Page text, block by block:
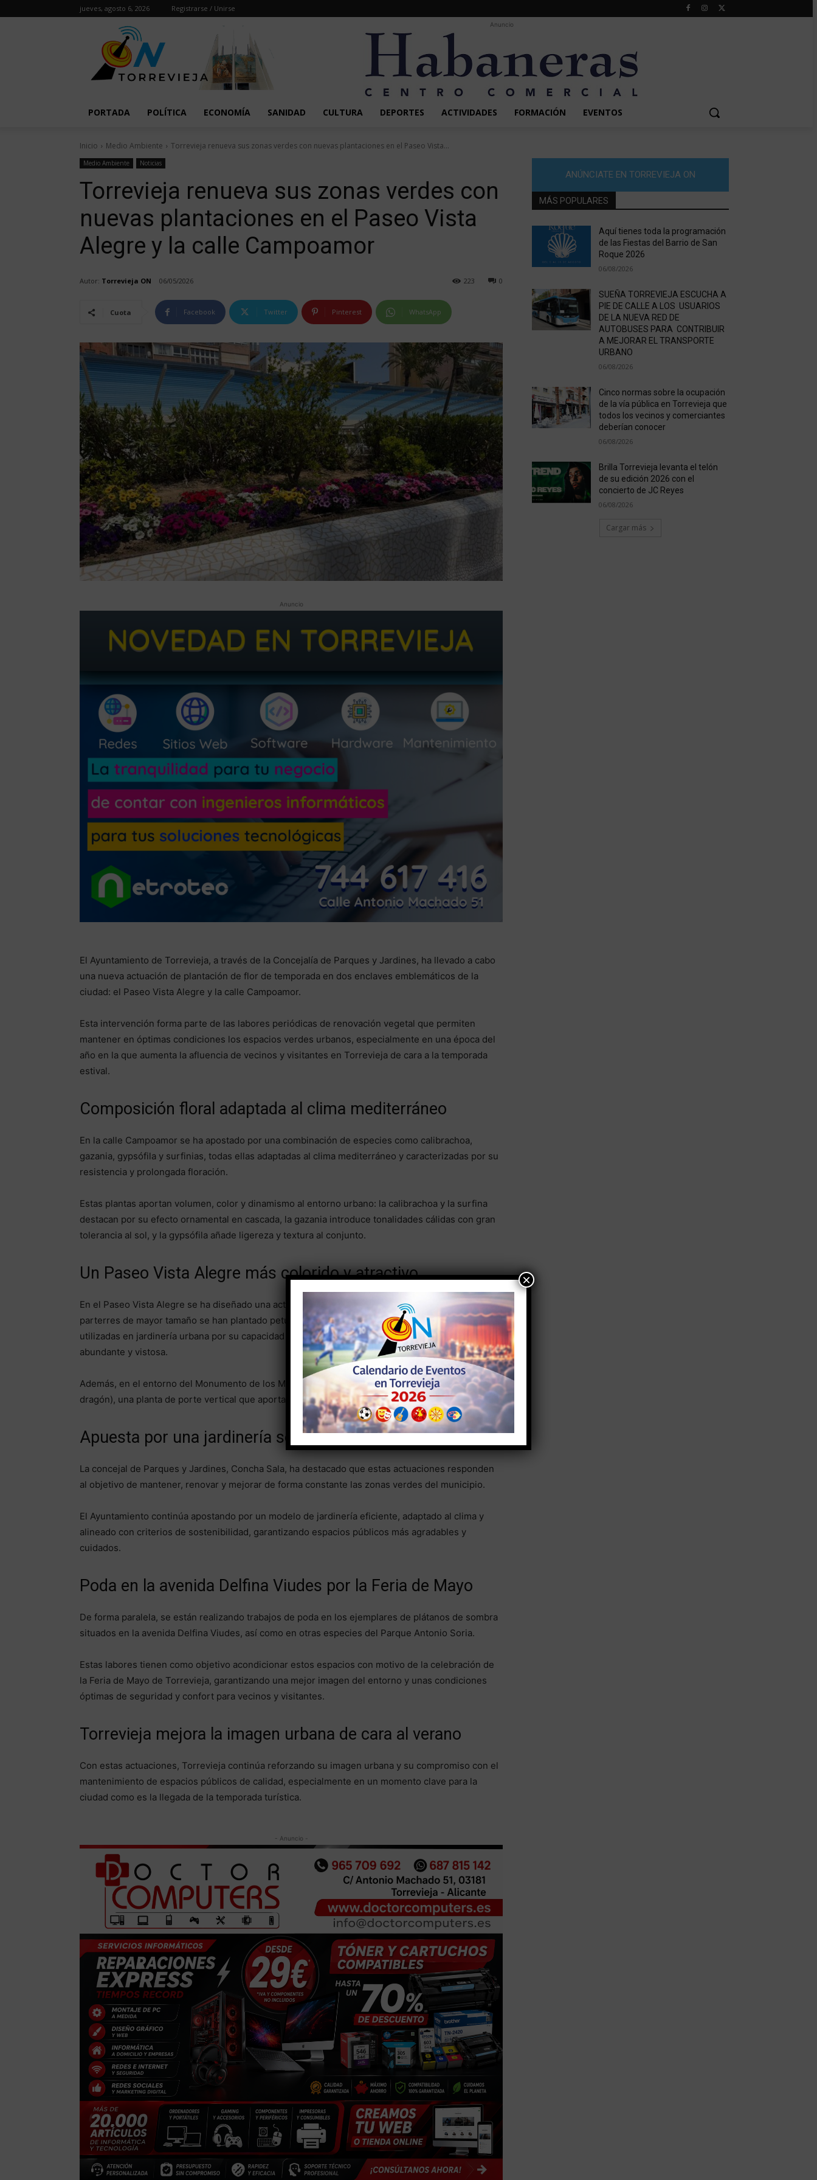
jueves, agosto 6, 2026 Registrarse / Unirse
Anuncio
PORTADA POLÍTICA ECONOMÍA SANIDAD CULTURA DEPORTES ACTIVIDADES FORMACIÓN EVENTOS
Inicio Medio Ambiente Torrevieja renueva sus zonas verdes con nuevas plantaciones en el Paseo Vista...
Medio Ambiente Noticias
Torrevieja renueva sus zonas verdes con
nuevas plantaciones en el Paseo Vista
Alegre y la calle Campoamor
Autor: Torrevieja ON 06/05/2026 0
223
Cuota Facebook Twitter Pinterest WhatsApp
Anuncio
El Ayuntamiento de Torrevieja, a través de la Concejalía de Parques y Jardines, ha llevado a cabo
una nueva actuación de plantación de flor de temporada en dos enclaves emblemáticos de la
ciudad: el Paseo Vista Alegre y la calle Campoamor.
Esta intervención forma parte de las labores periódicas de renovación vegetal que permiten
mantener en óptimas condiciones los espacios verdes urbanos, especialmente en una época del
año en la que aumenta la afluencia de vecinos y visitantes en Torrevieja de cara a la temporada
estival.
Composición floral adaptada al clima mediterráneo
En la calle Campoamor se ha apostado por una combinación de especies como calibrachoa,
gazania, gypsófila y surfinias, todas ellas adaptadas al clima mediterráneo y caracterizadas por su
resistencia y prolongada floración.
Estas plantas aportan volumen, color y dinamismo al entorno urbano: la calibrachoa y la surfina
destacan por su efecto ornamental en cascada, la gazania introduce tonalidades cálidas con gran
tolerancia al sol, y la gypsófila añade ligereza y textura al conjunto.
Un Paseo Vista Alegre más colorido y atractivo
En el Paseo Vista Alegre se ha diseñado una actuación diferenciada según los espacios. En los
parterres de mayor tamaño se han plantado petunias y dimorphotecas, especies ampliamente
utilizadas en jardinería urbana por su capacidad para cubrir grandes superficies con una floración
abundante y vistosa.
Además, en el entorno del Monumento de los Músicos se ha incorporado anthirrinum (boca de
dragón), una planta de porte vertical que aporta estructura y elegancia al conjunto paisajístico.
Apuesta por una jardinería sostenible y eficiente
La concejal de Parques y Jardines, Concha Sala, ha destacado que estas actuaciones responden
al objetivo de mantener, renovar y mejorar de forma constante las zonas verdes del municipio.
El Ayuntamiento continúa apostando por un modelo de jardinería eficiente, adaptado al clima y
alineado con criterios de sostenibilidad, garantizando espacios públicos más agradables y
cuidados.
Poda en la avenida Delfina Viudes por la Feria de Mayo
De forma paralela, se están realizando trabajos de poda en los ejemplares de plátanos de sombra
situados en la avenida Delfina Viudes, así como en otras especies del Parque Antonio Soria.
Estas labores tienen como objetivo acondicionar estos espacios con motivo de la celebración de
la Feria de Mayo de Torrevieja, garantizando una mejor imagen del entorno y unas condiciones
óptimas de seguridad y confort para vecinos y visitantes.
Torrevieja mejora la imagen urbana de cara al verano
Con estas actuaciones, Torrevieja continúa reforzando su imagen urbana y su compromiso con el
mantenimiento de espacios públicos de calidad, especialmente en un momento clave para la
ciudad como es la llegada de la temporada turística.
- Anuncio -
ANÚNCIATE EN TORREVIEJA ON
MÁS POPULARES
Aquí tienes toda la programación
de las Fiestas del Barrio de San
Roque 2026
06/08/2026
SUEÑA TORREVIEJA ESCUCHA A
PIE DE CALLE A LOS USUARIOS
DE LA NUEVA RED DE
AUTOBUSES PARA CONTRIBUIR
A MEJORAR EL TRANSPORTE
URBANO
06/08/2026
Cinco normas sobre la ocupación
de la vía pública en Torrevieja que
todos los vecinos y comerciantes
deberían conocer
06/08/2026
Brilla Torrevieja levanta el telón
de su edición 2026 con el
concierto de JC Reyes
06/08/2026
Cargar más
×